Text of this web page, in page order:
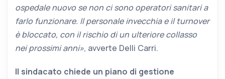
ospedale nuovo se non ci sono operatori sanitari a
farlo funzionare. Il personale invecchia e il turnover
è bloccato, con il rischio di un ulteriore collasso
nei prossimi anni», avverte Delli Carri.
Il sindacato chiede un piano di gestione